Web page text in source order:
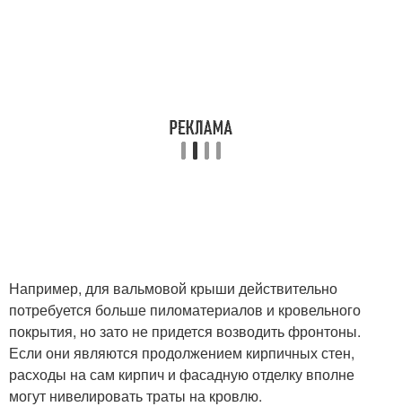
Например, для вальмовой крыши действительно
потребуется больше пиломатериалов и кровельного
покрытия, но зато не придется возводить фронтоны.
Если они являются продолжением кирпичных стен,
расходы на сам кирпич и фасадную отделку вполне
могут нивелировать траты на кровлю.